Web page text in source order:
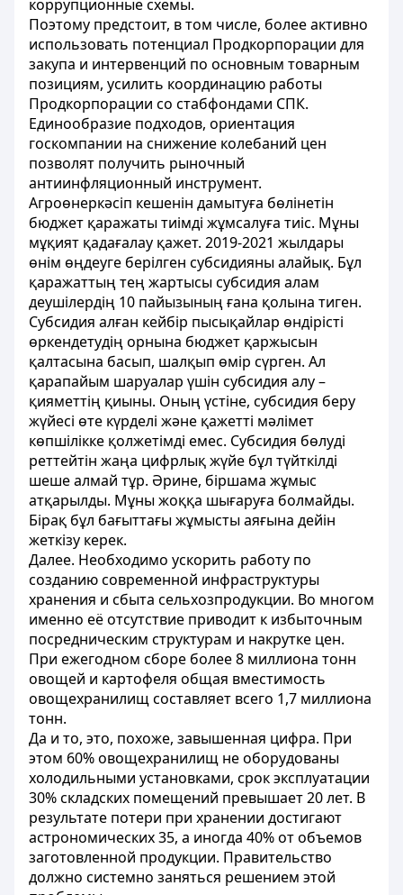
коррупционные схемы.
Поэтому предстоит, в том числе, более активно
использовать потенциал Продкорпорации для
закупа и интервенций по основным товарным
позициям, усилить координацию работы
Продкорпорации со стабфондами СПК.
Единообразие подходов, ориентация
госкомпании на снижение колебаний цен
позволят получить рыночный
антиинфляционный инструмент.
Агроөнеркәсіп кешенін дамытуға бөлінетін
бюджет қаражаты тиімді жұмсалуға тиіс. Мұны
мұқият қадағалау қажет. 2019-2021 жылдары
өнім өңдеуге берілген субсидияны алайық. Бұл
қаражаттың тең жартысы субсидия алам
деушілердің 10 пайызының ғана қолына тиген.
Субсидия алған кейбір пысықайлар өндірісті
өркендетудің орнына бюджет қаржысын
қалтасына басып, шалқып өмір сүрген. Ал
қарапайым шаруалар үшін субсидия алу –
қияметтің қиыны. Оның үстіне, субсидия беру
жүйесі өте күрделі және қажетті мәлімет
көпшілікке қолжетімді емес. Субсидия бөлуді
реттейтін жаңа цифрлық жүйе бұл түйткілді
шеше алмай тұр. Әрине, біршама жұмыс
атқарылды. Мұны жоққа шығаруға болмайды.
Бірақ бұл бағыттағы жұмысты аяғына дейін
жеткізу керек.
Далее. Необходимо ускорить работу по
созданию современной инфраструктуры
хранения и сбыта сельхозпродукции. Во многом
именно её отсутствие приводит к избыточным
посредническим структурам и накрутке цен.
При ежегодном сборе более 8 миллиона тонн
овощей и картофеля общая вместимость
овощехранилищ составляет всего 1,7 миллиона
тонн.
Да и то, это, похоже, завышенная цифра. При
этом 60% овощехранилищ не оборудованы
холодильными установками, срок эксплуатации
30% складских помещений превышает 20 лет. В
результате потери при хранении достигают
астрономических 35, а иногда 40% от объемов
заготовленной продукции. Правительство
должно системно заняться решением этой